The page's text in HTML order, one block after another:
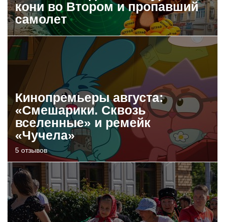
кони во Втором и пропавший
самолет
Кинопремьеры августа:
«Смешарики. Сквозь
вселенные» и ремейк
«Чучела»
5 отзывов